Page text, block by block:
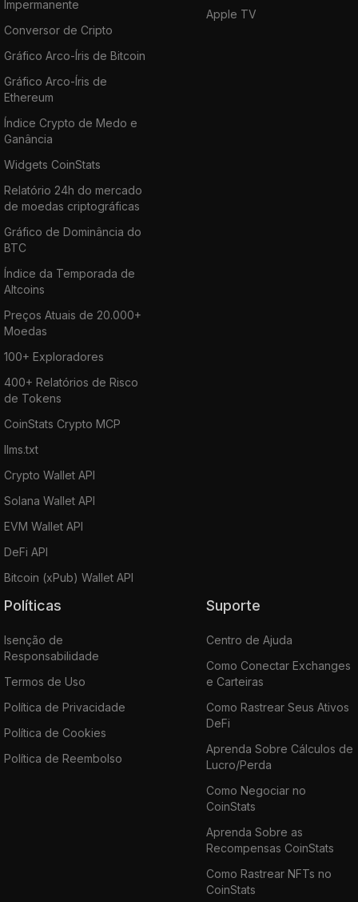
Impermanente
Conversor de Cripto
Gráfico Arco-Íris de Bitcoin
Gráfico Arco-Íris de
Ethereum
Índice Crypto de Medo e
Ganância
Widgets CoinStats
Relatório 24h do mercado
de moedas criptográficas
Gráfico de Dominância do
BTC
Índice da Temporada de
Altcoins
Preços Atuais de 20.000+
Moedas
100+ Exploradores
400+ Relatórios de Risco
de Tokens
CoinStats Crypto MCP
llms.txt
Crypto Wallet API
Solana Wallet API
EVM Wallet API
DeFi API
Bitcoin (xPub) Wallet API
Apple TV
Políticas
Isenção de
Responsabilidade
Termos de Uso
Política de Privacidade
Política de Cookies
Política de Reembolso
Suporte
Centro de Ajuda
Como Conectar Exchanges
e Carteiras
Como Rastrear Seus Ativos
DeFi
Aprenda Sobre Cálculos de
Lucro/Perda
Como Negociar no
CoinStats
Aprenda Sobre as
Recompensas CoinStats
Como Rastrear NFTs no
CoinStats